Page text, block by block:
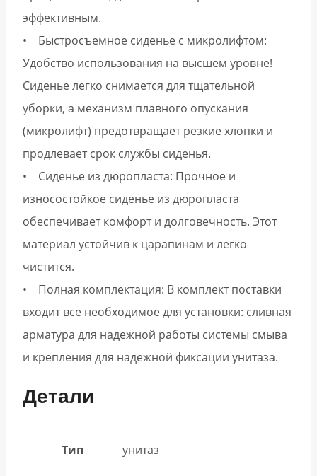
эффективным.
• Быстросъемное сиденье с микролифтом:
Удобство использования на высшем уровне!
Сиденье легко снимается для тщательной
уборки, а механизм плавного опускания
(микролифт) предотвращает резкие хлопки и
продлевает срок службы сиденья.
• Сиденье из дюропласта: Прочное и
износостойкое сиденье из дюропласта
обеспечивает комфорт и долговечность. Этот
материал устойчив к царапинам и легко
чистится.
• Полная комплектация: В комплект поставки
входит все необходимое для установки: сливная
арматура для надежной работы системы смыва
и крепления для надежной фиксации унитаза.
Детали
Тип унитаз